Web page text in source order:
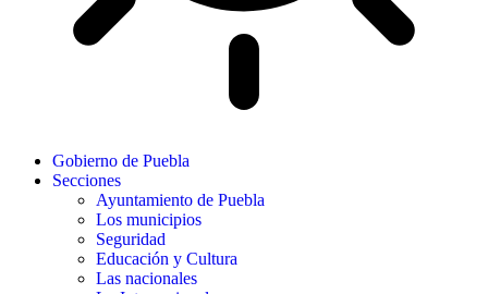
Gobierno de Puebla
Secciones
Ayuntamiento de Puebla
Los municipios
Seguridad
Educación y Cultura
Las nacionales